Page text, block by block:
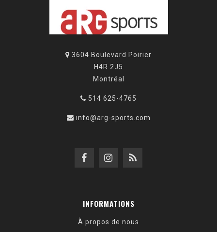
3604 Boulevard Poirier
H4R 2J5
Montréal
514 625-4765
info@arg-sports.com
INFORMATIONS
À propos de nous